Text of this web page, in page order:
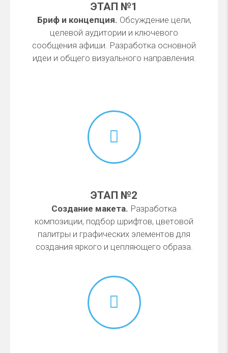
ЭТАП №1
Бриф и концепция. Обсуждение цели,
целевой аудитории и ключевого
сообщения афиши. Разработка основной
идеи и общего визуального направления.
ЭТАП №2
Создание макета. Разработка
композиции, подбор шрифтов, цветовой
палитры и графических элементов для
создания яркого и цепляющего образа.